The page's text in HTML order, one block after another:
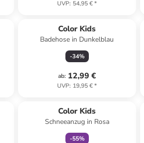
UVP: 54,95 €*
Color Kids
Badehose in Dunkelblau
-34%
ab: 12,99 €
UVP: 19,95 €*
Color Kids
Schneeanzug in Rosa
-55%